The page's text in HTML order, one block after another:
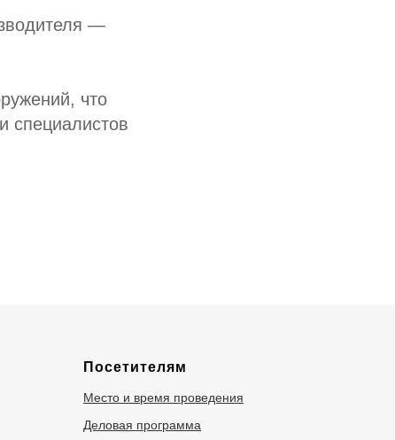
—
что
специалистов
Посетителям
Место и время проведения
Деловая программа